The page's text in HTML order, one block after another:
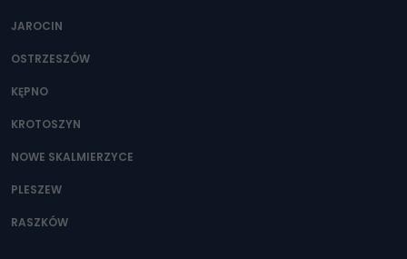
JAROCIN
OSTRZESZÓW
KĘPNO
KROTOSZYN
NOWE SKALMIERZYCE
PLESZEW
RASZKÓW